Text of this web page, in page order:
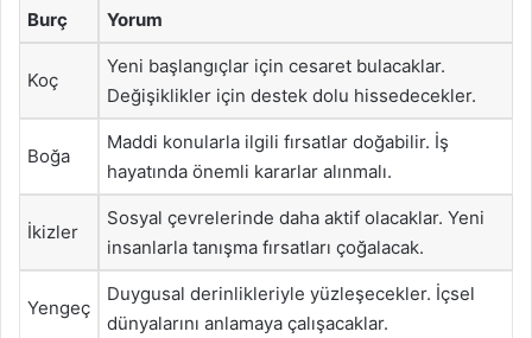
Burç Yorum
Koç
Yeni başlangıçlar için cesaret bulacaklar.
Değişiklikler için destek dolu hissedecekler.
Boğa
Maddi konularla ilgili fırsatlar doğabilir. İş
hayatında önemli kararlar alınmalı.
İkizler
Sosyal çevrelerinde daha aktif olacaklar. Yeni
insanlarla tanışma fırsatları çoğalacak.
Yengeç
Duygusal derinlikleriyle yüzleşecekler. İçsel
dünyalarını anlamaya çalışacaklar.